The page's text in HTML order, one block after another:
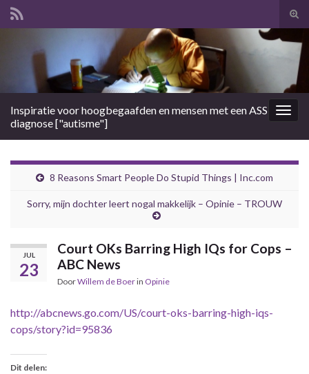
Search for:
Inspiratie voor hoogbegaafden en mensen met een ASS
diagnose ["autisme"]
8 Reasons Smart People Do Stupid Things | Inc.com
Sorry, mijn dochter leert nogal makkelijk – Opinie – TROUW
JUL
23
Court OKs Barring High IQs for Cops –
ABC News
DoorWillem de Boerin Opinie
http://abcnews.go.com/US/court-oks-barring-high-iqs-
cops/story?id=95836
Dit delen: